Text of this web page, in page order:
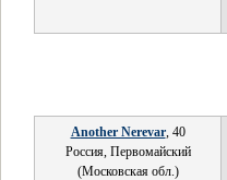
Another Nerevar, 40
Россия, Первомайский
(Московская обл.)